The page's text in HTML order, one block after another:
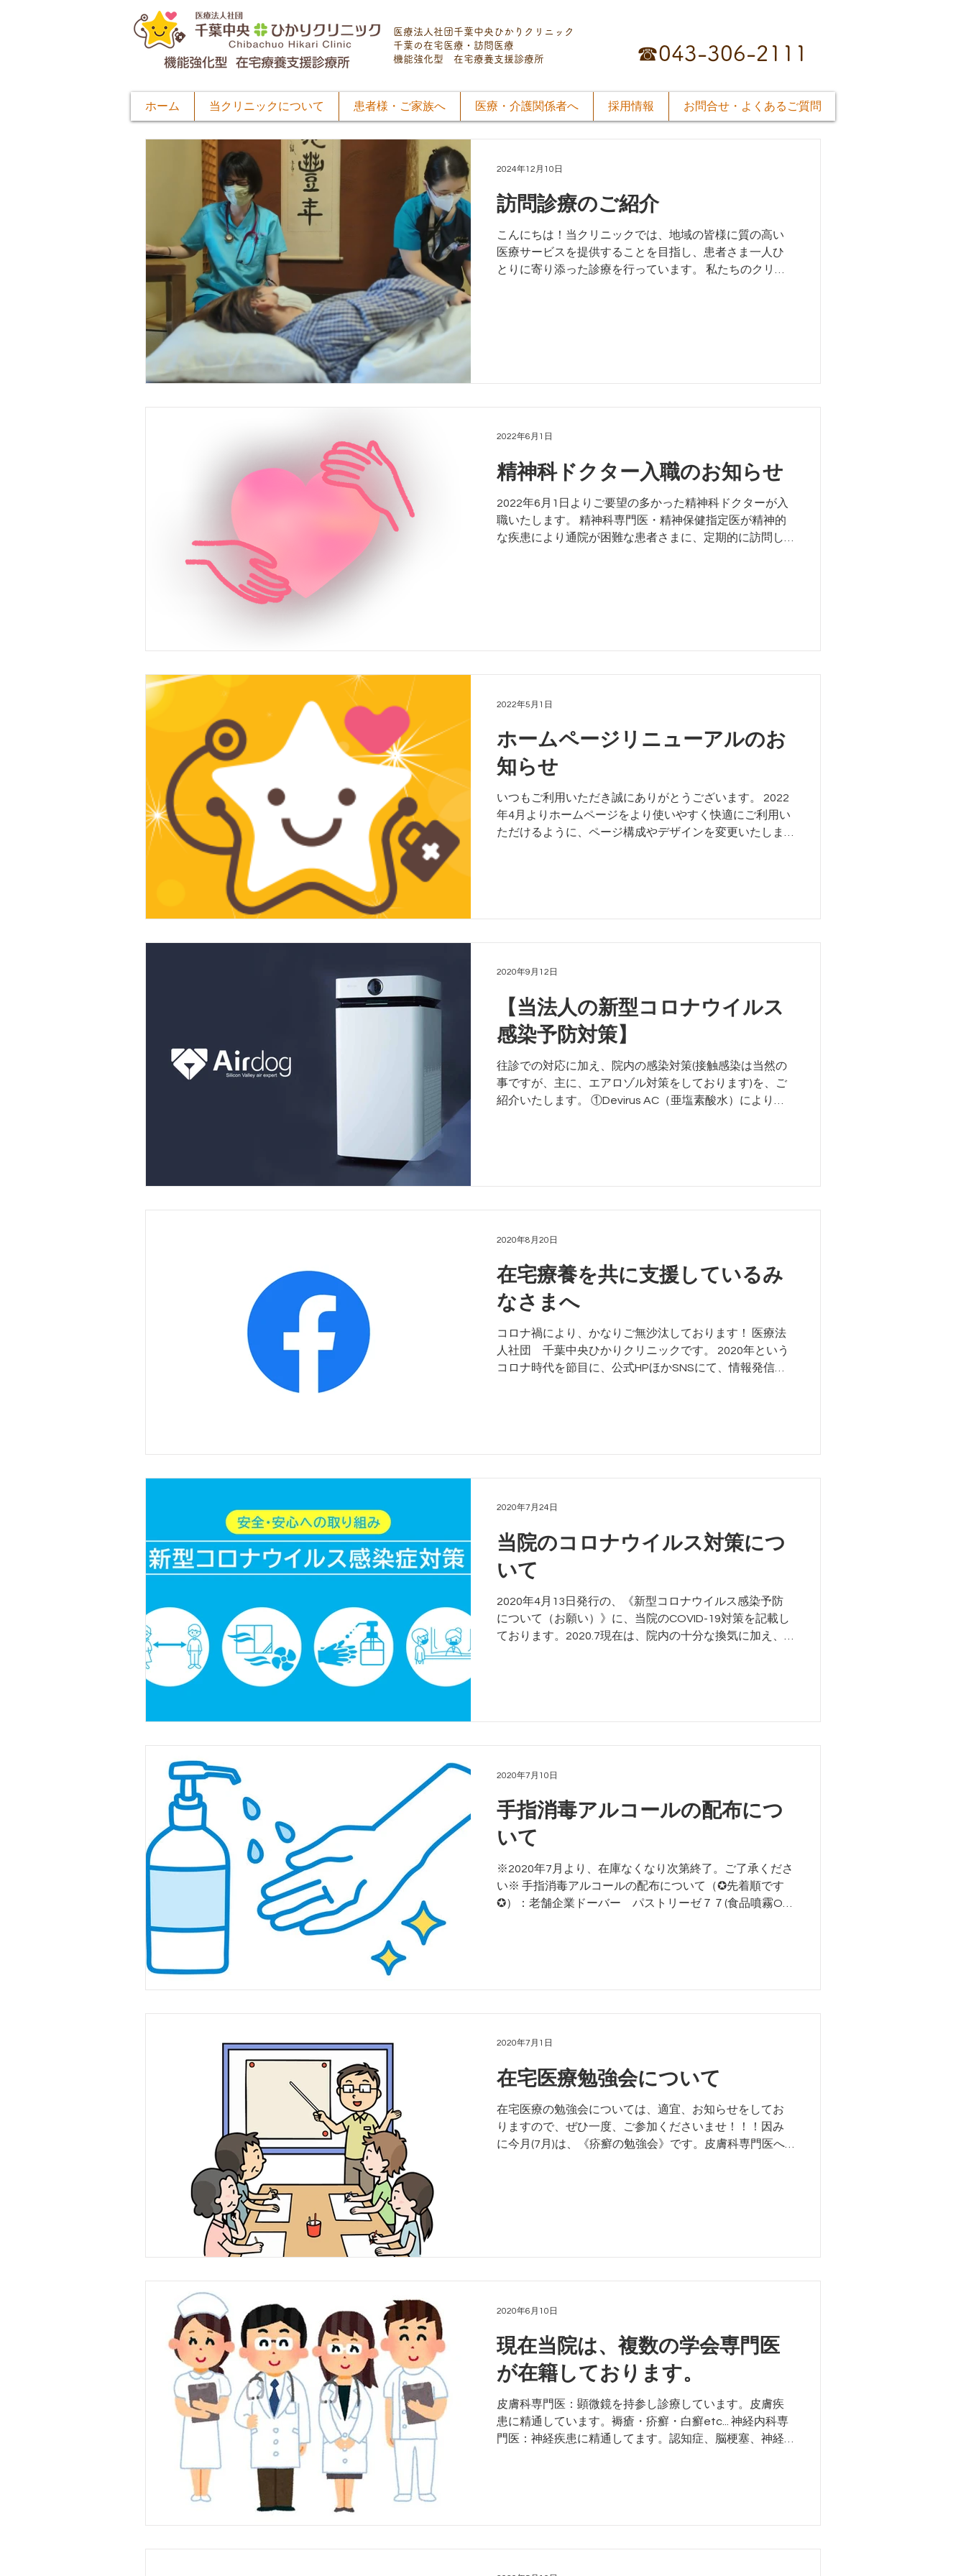
医療法人社団千葉中央ひかりクリニック
千葉の在宅医療・訪問医療
​機能強化型 在宅療養支援診療所
☎043-306-2111
ホーム 当クリニックについて 患者様・ご家族へ 医療・介護関係者へ 採用情報 お問合せ・よくあるご質問
訪問診療のご紹介
こんにちは！当クリニックでは、地域の皆様に質の高い
医療サービスを提供することを目指し、患者さま一人ひ
とりに寄り添った診療を行っています。 私たちのクリニ
2024年12月10日
精神科ドクター入職のお知らせ
2022年6月1日よりご要望の多かった精神科ドクターが入
職いたします。 精神科専門医・精神保健指定医が精神的
な疾患により通院が困難な患者さまに、定期的に訪問し
2022年6月1日
ホームページリニューアルのお
知らせ
いつもご利用いただき誠にありがとうございます。 2022
年4月よりホームページをより使いやすく快適にご利用い
ただけるように、ページ構成やデザインを変更いたしま
2022年5月1日
【当法人の新型コロナウイルス
感染予防対策】
往診での対応に加え、院内の感染対策(接触感染は当然の
事ですが、主に、エアロゾル対策をしております)を、ご
紹介いたします。 ①Devirus AC（亜塩素酸水）により、
2020年9月12日
在宅療養を共に支援しているみ
なさまへ
コロナ禍により、かなりご無沙汰しております！ 医療法
人社団 千葉中央ひかりクリニックです。 2020年という
コロナ時代を節目に、公式HPほかSNSにて、情報発信し
2020年8月20日
当院のコロナウイルス対策につ
いて
2020年4月13日発行の、《新型コロナウイルス感染予防
について（お願い）》に、当院のCOVID-19対策を記載し
ております。2020.7現在は、院内の十分な換気に加え、
2020年7月24日
手指消毒アルコールの配布につ
いて
※2020年7月より、在庫なくなり次第終了。ご了承くださ
い※ 手指消毒アルコールの配布について（✪先着順です
✪）：老舗企業ドーバー パストリーゼ７７(食品噴霧OK)
2020年7月10日
在宅医療勉強会について
在宅医療の勉強会については、適宜、お知らせをしてお
りますので、ぜひ一度、ご参加くださいませ！！！因み
に今月(7月)は、《疥癬の勉強会》です。皮膚科専門医へ
2020年7月1日
現在当院は、複数の学会専門医
が在籍しております。
皮膚科専門医：顕微鏡を持参し診療しています。皮膚疾
患に精通しています。褥瘡・疥癬・白癬etc... 神経内科専
門医：神経疾患に精通してます。認知症、脳梗塞、神経
2020年6月10日